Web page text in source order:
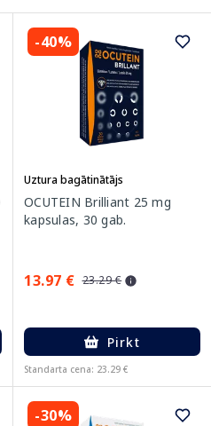
-40%
Uztura bagātinātājs
OCUTEIN Brilliant 25 mg
kapsulas, 30 gab.
13.97 € 23.29 €
Pirkt
Standarta cena: 23.29 €
-30%